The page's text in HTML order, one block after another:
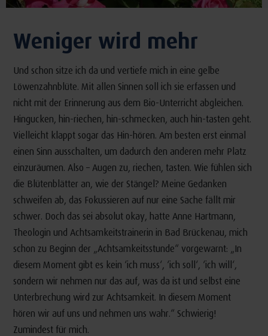
Weniger wird mehr
Und schon sitze ich da und vertiefe mich in eine gelbe
Löwenzahnblüte. Mit allen Sinnen soll ich sie erfassen und
nicht mit der Erinnerung aus dem Bio-Unterricht abgleichen.
Hingucken, hin-riechen, hin-schmecken, auch hin-tasten geht.
Vielleicht klappt sogar das Hin-hören. Am besten erst einmal
einen Sinn ausschalten, um dadurch den anderen mehr Platz
einzuräumen. Also – Augen zu, riechen, tasten. Wie fühlen sich
die Blütenblätter an, wie der Stängel? Meine Gedanken
schweifen ab, das Fokussieren auf nur eine Sache fällt mir
schwer. Doch das sei absolut okay, hatte Anne Hartmann,
Theologin und Achtsamkeitstrainerin in Bad Brückenau, mich
schon zu Beginn der „Achtsamkeitsstunde“ vorgewarnt: „In
diesem Moment gibt es kein ‘ich muss‘, ‘ich soll‘, ‘ich will‘,
sondern wir nehmen nur das auf, was da ist und selbst eine
Unterbrechung wird zur Achtsamkeit. In diesem Moment
hören wir auf uns und nehmen uns wahr.“ Schwierig!
Zumindest für mich.